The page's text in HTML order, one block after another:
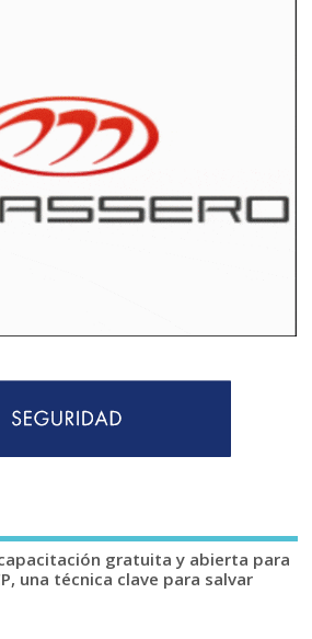
gratuita y abierta para
una técnica clave para salvar